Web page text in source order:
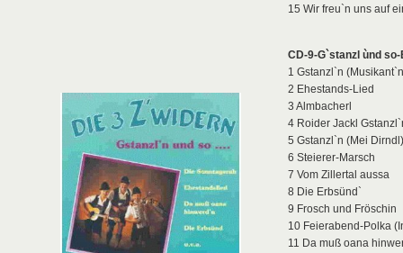
15 Wir freu`n uns auf
CD-9-G`stanzl ùnd
1 Gstanzl`n
2 Ehestands-Lied
3 Almbacherl
4 Roider Jackl
5 Gstanzl`n (Mei Dirndl)
6 Steierer-Marsch
7 Vom Zillertal aussa
8 Die Erbsünd`
9 Frosch und Fröschin
10 Feierabend-Polka
11 Da muß oana